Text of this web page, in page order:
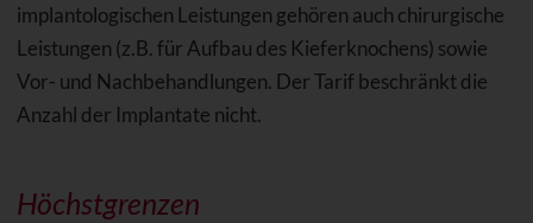
implantologischen Leistungen gehören auch chirurgische
Leistungen (z.B. für Aufbau des Kieferknochens) sowie
Vor- und Nachbehandlungen. Der Tarif beschränkt die
Anzahl der Implantate nicht.
Höchstgrenzen